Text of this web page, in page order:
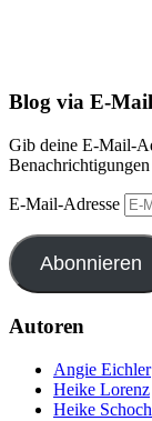
Blog via E-
Gib deine E-Mail-
E-Mail-Adresse
Abonnieren
Autoren
Angie Eichler
Heike Lorenz
Heike Schoch